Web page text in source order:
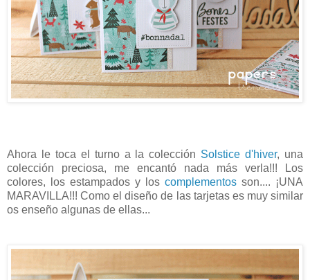
Ahora le toca el turno a la colección Solstice d'hiver, una
colección preciosa, me encantó nada más verla!!! Los
colores, los estampados y los complementos son.... ¡UNA
MARAVILLA!!! Como el diseño de las tarjetas es muy similar
os enseño algunas de ellas...